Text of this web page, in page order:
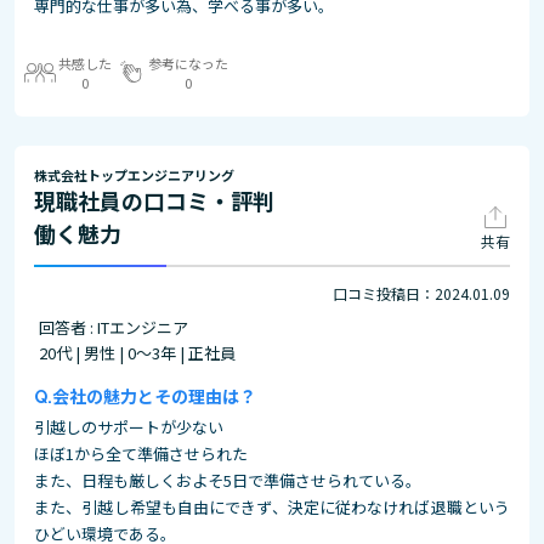
専門的な仕事が多い為、学べる事が多い。
共感した
0
参考になった
0
株式会社トップエンジニアリング
現職社員の口コミ・評判
働く魅力
共有
口コミ投稿日：2024.01.09
回答者 : ITエンジニア
20代 | 男性 | 0～3年 | 正社員
会社の魅力とその理由は？
引越しのサポートが少ない
ほぼ1から全て準備させられた
また、日程も厳しくおよそ5日で準備させられている。
また、引越し希望も自由にできず、決定に従わなければ退職という
ひどい環境である。